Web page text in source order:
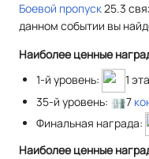
Боевой пропуск25.3
данном событии вы
Наиболее ценные
1-й уровень:
1
35-й уровень:
7
Финальная награда:
Наиболее ценные